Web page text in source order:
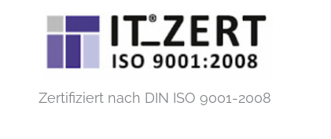
Zertifiziert nach DIN ISO 9001-2008